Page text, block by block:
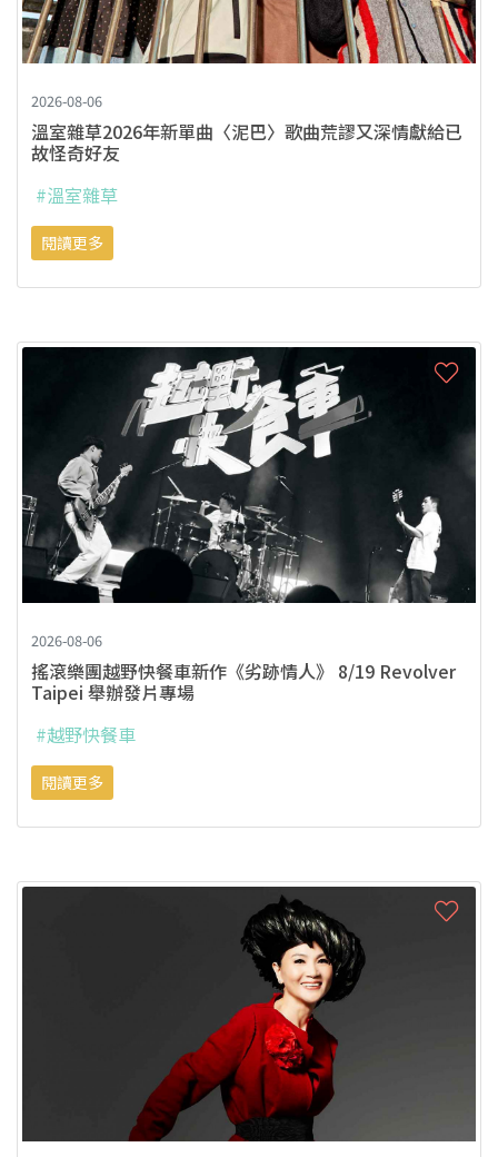
2026-08-06
溫室雜草2026年新單曲〈泥巴〉歌曲荒謬又深情獻給已
故怪奇好友
#溫室雜草
閱讀更多
2026-08-06
搖滾樂團越野快餐車新作《劣跡情人》 8/19 Revolver
Taipei 舉辦發片專場
#越野快餐車
閱讀更多